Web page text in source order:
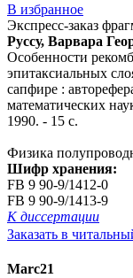
В избранное
Экспресс-заказ
Руссу, Варвара
Особенности
эпитаксиальных
сапфире :
математических
1990. - 15 с.
Физика
Шифр хранения:
FB 9 90-9/1412-0
FB 9 90-9/1413-9
К диссертации
Заказать в
Marc21